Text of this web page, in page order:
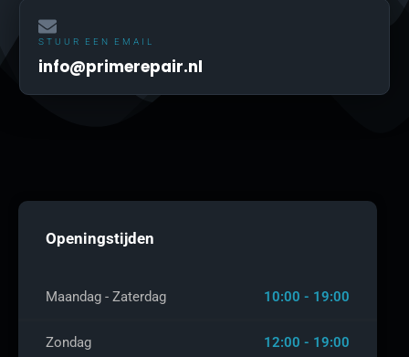
STUUR EEN EMAIL
info@primerepair.nl
Openingstijden
Maandag - Zaterdag 10:00 - 19:00
Zondag 12:00 - 19:00